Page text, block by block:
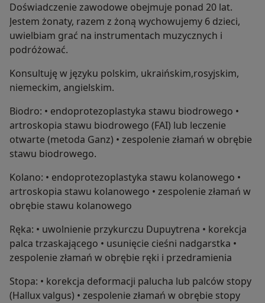
Doświadczenie zawodowe obejmuje ponad 20 lat.
Jestem żonaty, razem z żoną wychowujemy 6 dzieci,
uwielbiam grać na instrumentach muzycznych i
podróżować.
Konsultuję w języku polskim, ukraińskim,rosyjskim,
niemeckim, angielskim.
Biodro: • endoprotezoplastyka stawu biodrowego •
artroskopia stawu biodrowego (FAI) lub leczenie
otwarte (metoda Ganz) • zespolenie złamań w obrębie
stawu biodrowego.
Kolano: • endoprotezoplastyka stawu kolanowego •
artroskopia stawu kolanowego • zespolenie złamań w
obrębie stawu kolanowego
Ręka: • uwolnienie przykurczu Dupuytrena • korekcja
palca trzaskającego • usunięcie cieśni nadgarstka •
zespolenie złamań w obrębie ręki i przedramienia
Stopa: • korekcja deformacji palucha lub palców stopy
(Hallux valgus) • zespolenie złamań w obrębie stopy